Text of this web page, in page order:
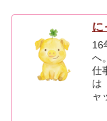
に
16
へ。
仕
は
ャ